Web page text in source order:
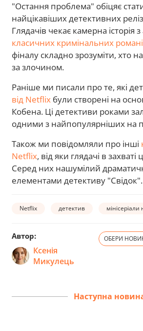
"Остання проблема" обіцяє
найцікавіших детективних
Глядачів чекає камерна історія
класичних кримінальних
фіналу складно зрозуміти, хто
за злочином.
Раніше ми писали про те, які
від Netflix були створені на
Кобена. Ці детективи роками
одними з найпопулярніших на
Також ми повідомляли про інші
Netflix, від яки глядачі в захваті
Серед них нашумілий
елементами детективу "Свідок".
Netflix детектив
Автор:
Ксенія
Микулець
ОБЕРИ
Наступна